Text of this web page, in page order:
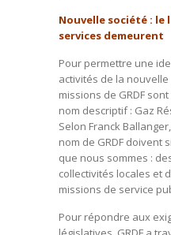
Nouvelle société : le
services demeurent
Pour permettre une
activités de la
missions de GRDF
nom descriptif : Gaz
Selon Franck
nom de GRDF doivent
que nous sommes :
collectivités locales et
missions de service
Pour répondre aux